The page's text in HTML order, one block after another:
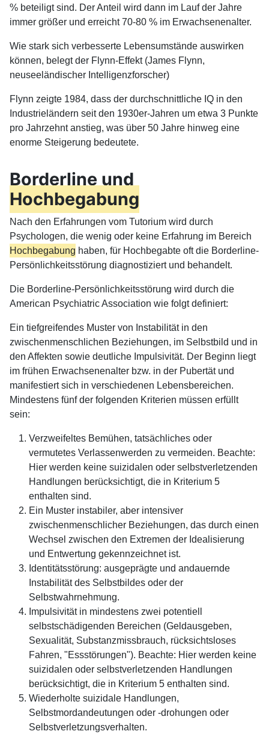
% beteiligt sind. Der Anteil wird dann im Lauf der Jahre
immer größer und erreicht 70-80 % im Erwachsenenalter.
Wie stark sich verbesserte Lebensumstände auswirken
können, belegt der Flynn-Effekt (James Flynn,
neuseeländischer Intelligenzforscher)
Flynn zeigte 1984, dass der durchschnittliche IQ in den
Industrieländern seit den 1930er-Jahren um etwa 3 Punkte
pro Jahrzehnt anstieg, was über 50 Jahre hinweg eine
enorme Steigerung bedeutete.
Borderline und
Hochbegabung
Nach den Erfahrungen vom Tutorium wird durch
Psychologen, die wenig oder keine Erfahrung im Bereich
Hochbegabung haben, für Hochbegabte oft die Borderline-
Persönlichkeitsstörung diagnostiziert und behandelt.
Die Borderline-Persönlichkeitsstörung wird durch die
American Psychiatric Association wie folgt definiert:
Ein tiefgreifendes Muster von Instabilität in den
zwischenmenschlichen Beziehungen, im Selbstbild und in
den Affekten sowie deutliche Impulsivität. Der Beginn liegt
im frühen Erwachsenenalter bzw. in der Pubertät und
manifestiert sich in verschiedenen Lebensbereichen.
Mindestens fünf der folgenden Kriterien müssen erfüllt
sein:
Verzweifeltes Bemühen, tatsächliches oder
vermutetes Verlassenwerden zu vermeiden. Beachte:
Hier werden keine suizidalen oder selbstverletzenden
Handlungen berücksichtigt, die in Kriterium 5
enthalten sind.
Ein Muster instabiler, aber intensiver
zwischenmenschlicher Beziehungen, das durch einen
Wechsel zwischen den Extremen der Idealisierung
und Entwertung gekennzeichnet ist.
Identitätsstörung: ausgeprägte und andauernde
Instabilität des Selbstbildes oder der
Selbstwahrnehmung.
Impulsivität in mindestens zwei potentiell
selbstschädigenden Bereichen (Geldausgeben,
Sexualität, Substanzmissbrauch, rücksichtsloses
Fahren, "Essstörungen"). Beachte: Hier werden keine
suizidalen oder selbstverletzenden Handlungen
berücksichtigt, die in Kriterium 5 enthalten sind.
Wiederholte suizidale Handlungen,
Selbstmordandeutungen oder -drohungen oder
Selbstverletzungsverhalten.